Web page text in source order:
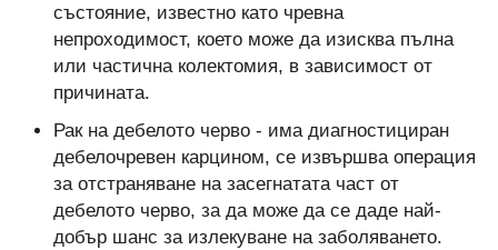
състояние, известно като чревна
непроходимост, което може да изисква пълна
или частична колектомия, в зависимост от
причината.
Рак на дебелото черво - има диагностициран
дебелочревен карцином, се извършва операция
за отстраняване на засегнатата част от
дебелото черво, за да може да се даде най-
добър шанс за излекуване на заболяването.